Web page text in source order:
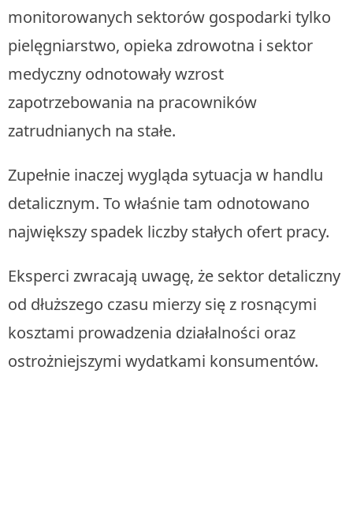
monitorowanych sektorów gospodarki tylko
pielęgniarstwo, opieka zdrowotna i sektor
medyczny odnotowały wzrost
zapotrzebowania na pracowników
zatrudnianych na stałe.
Zupełnie inaczej wygląda sytuacja w handlu
detalicznym. To właśnie tam odnotowano
największy spadek liczby stałych ofert pracy.
Eksperci zwracają uwagę, że sektor detaliczny
od dłuższego czasu mierzy się z rosnącymi
kosztami prowadzenia działalności oraz
ostrożniejszymi wydatkami konsumentów.